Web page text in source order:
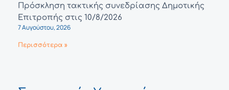
Πρόσκληση τακτικής συνεδρίασης Δημοτικής
Επιτροπής στις 10/8/2026
7 Αυγούστου, 2026
Περισσότερα »